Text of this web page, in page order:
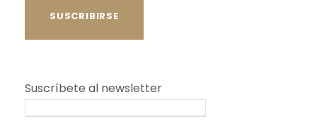
Suscríbete al newsletter